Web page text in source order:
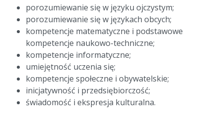
porozumiewanie się w języku ojczystym;
porozumiewanie się w językach obcych;
kompetencje matematyczne i podstawowe
kompetencje naukowo-techniczne;
kompetencje informatyczne;
umiejętność uczenia się;
kompetencje społeczne i obywatelskie;
inicjatywność i przedsiębiorczość;
świadomość i ekspresja kulturalna.